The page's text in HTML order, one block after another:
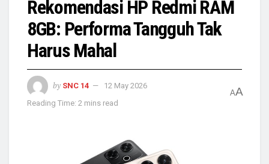
Rekomendasi HP Redmi RAM
8GB: Performa Tangguh Tak
Harus Mahal
by SNC 14
12 May 2026
Reading Time: 2 mins read
AA